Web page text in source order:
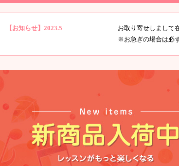
【お知らせ】2023.5
お取り寄せしまして
※お急ぎの場合は必